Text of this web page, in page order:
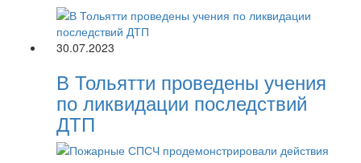
30.07.2023
В Тольятти проведены учения
по ликвидации последствий
ДТП